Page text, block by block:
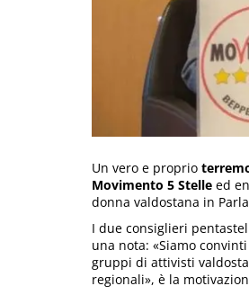
Un vero e proprio
Movimento 5 Stelle ed
donna valdostana in
I due consiglieri
una nota: «Siamo
gruppi di attivisti
regionali», è la